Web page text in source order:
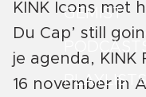
GEMIST
PLAYLISTS
KINK Icons met
Du Cap’ still
je agenda, KINK
16 november in